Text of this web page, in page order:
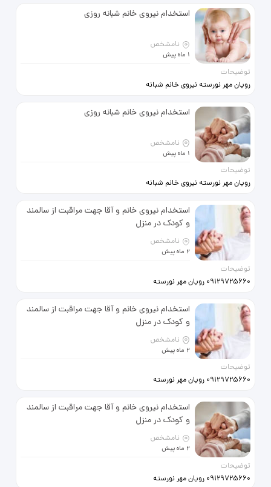
09123334197
استخدام نیروی خانم شبانه روزی
نامشخص
1 ماه پیش
توضیحات
رویان مهر نورسته نیروی خانم شبانه
09123334197
استخدام نیروی خانم شبانه روزی
نامشخص
1 ماه پیش
توضیحات
رویان مهر نورسته نیروی خانم شبانه
09123334197
استخدام نیروی خانم و آقا جهت مراقبت از سالمند
و کودک در منزل
نامشخص
2 ماه پیش
توضیحات
09129725660 رویان مهر نورسته
سالمند و کودک در منزل با سابقه کار
چیره 09129725660
استخدام نیروی خانم و آقا جهت مراقبت از سالمند
و کودک در منزل
نامشخص
2 ماه پیش
توضیحات
09129725660 رویان مهر نورسته
سالمند و کودک در منزل با سابقه کار
چیره 09129725660
استخدام نیروی خانم و آقا جهت مراقبت از سالمند
و کودک در منزل
نامشخص
2 ماه پیش
توضیحات
09129725660 رویان مهر نورسته